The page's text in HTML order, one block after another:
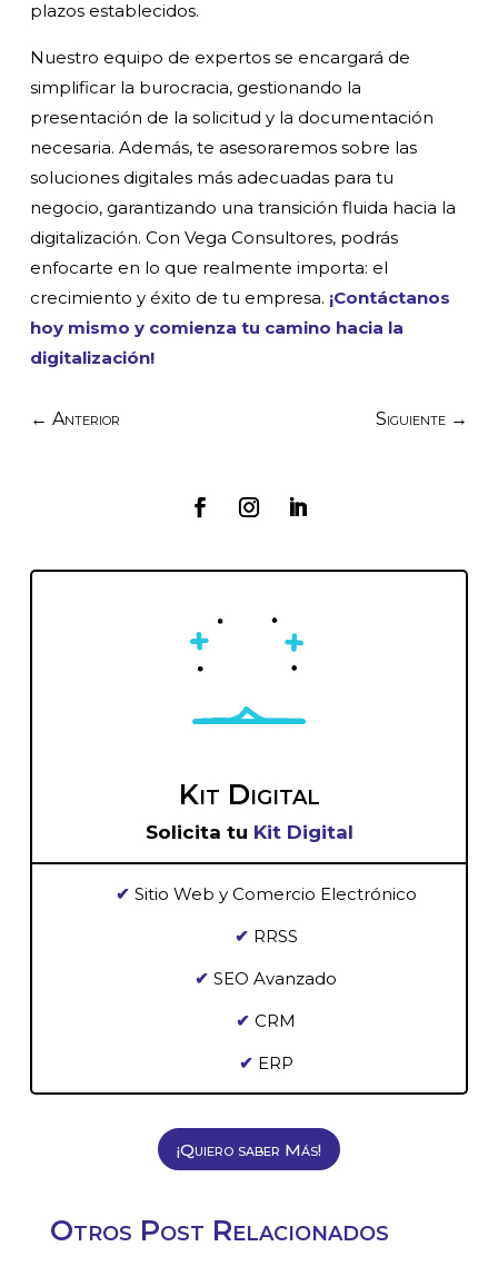
plazos establecidos.
Nuestro equipo de expertos se encargará de
simplificar la burocracia, gestionando la
presentación de la solicitud y la documentación
necesaria. Además, te asesoraremos sobre las
soluciones digitales más adecuadas para tu
negocio, garantizando una transición fluida hacia la
digitalización. Con Vega Consultores, podrás
enfocarte en lo que realmente importa: el
crecimiento y éxito de tu empresa. ¡Contáctanos
hoy mismo y comienza tu camino hacia la
digitalización!
←Anterior Siguiente→
Kit Digital
Solicita tu Kit Digital
✔ Sitio Web y Comercio Electrónico
✔ RRSS
✔ SEO Avanzado
✔ CRM
✔ ERP
¡Quiero saber Más!
Otros Post Relacionados